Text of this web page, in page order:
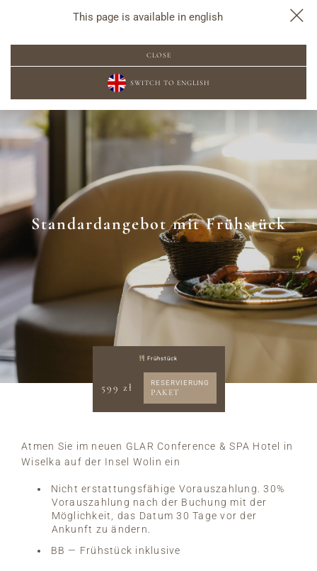
POPUP-BUCHUNG
Standardangebot mit Frühstück
Frühstück
599 zł RESERVIERUNG
PAKET
Atmen Sie im neuen GLAR Conference & SPA Hotel in
Wiselka auf der Insel Wolin ein
Nicht erstattungsfähige Vorauszahlung. 30%
Vorauszahlung nach der Buchung mit der
Möglichkeit, das Datum 30 Tage vor der
Ankunft zu ändern.
BB — Frühstück inklusive
This page is available in english
CLOSE
SWITCH TO ENGLISH